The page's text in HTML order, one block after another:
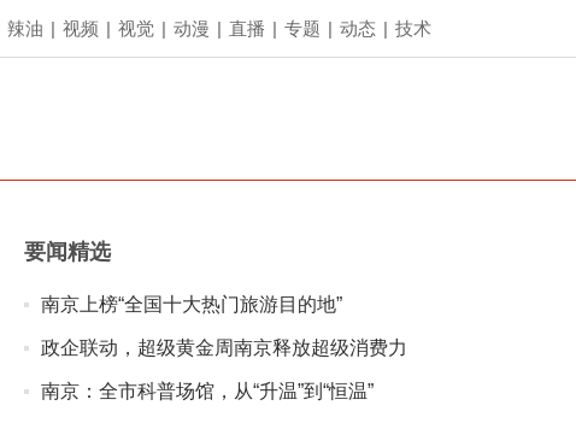
辣油 | 视频 | 视觉 | 动漫 | 直播 | 专题 | 动态 | 技术
要闻精选
南京上榜“全国十大热门旅游目的地”
政企联动，超级黄金周南京释放超级消费力
南京：全市科普场馆，从“升温”到“恒温”